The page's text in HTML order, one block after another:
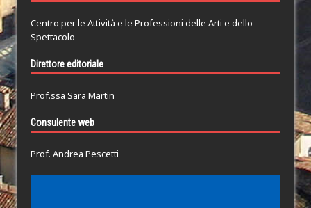
Centro per le Attività e le Professioni delle Arti e dello
Spettacolo
Direttore editoriale
Prof.ssa Sara Martin
Consulente web
Prof. Andrea Pescetti